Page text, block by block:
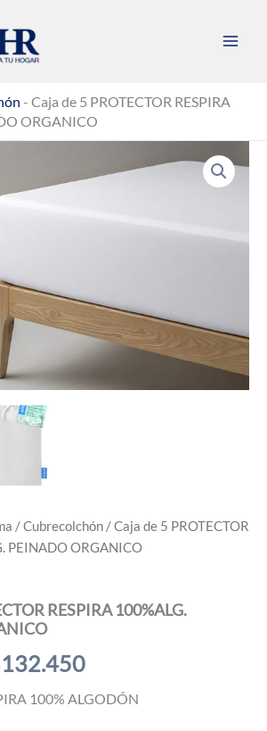
- Caja de 5 PROTECTOR RESPIRA
ORGANICO
/Cubrecolchón / Caja de 5 PROTECTOR
PEINADO ORGANICO
RESPIRA 100%ALG.
132.450Rango
de
100% ALGODÓN